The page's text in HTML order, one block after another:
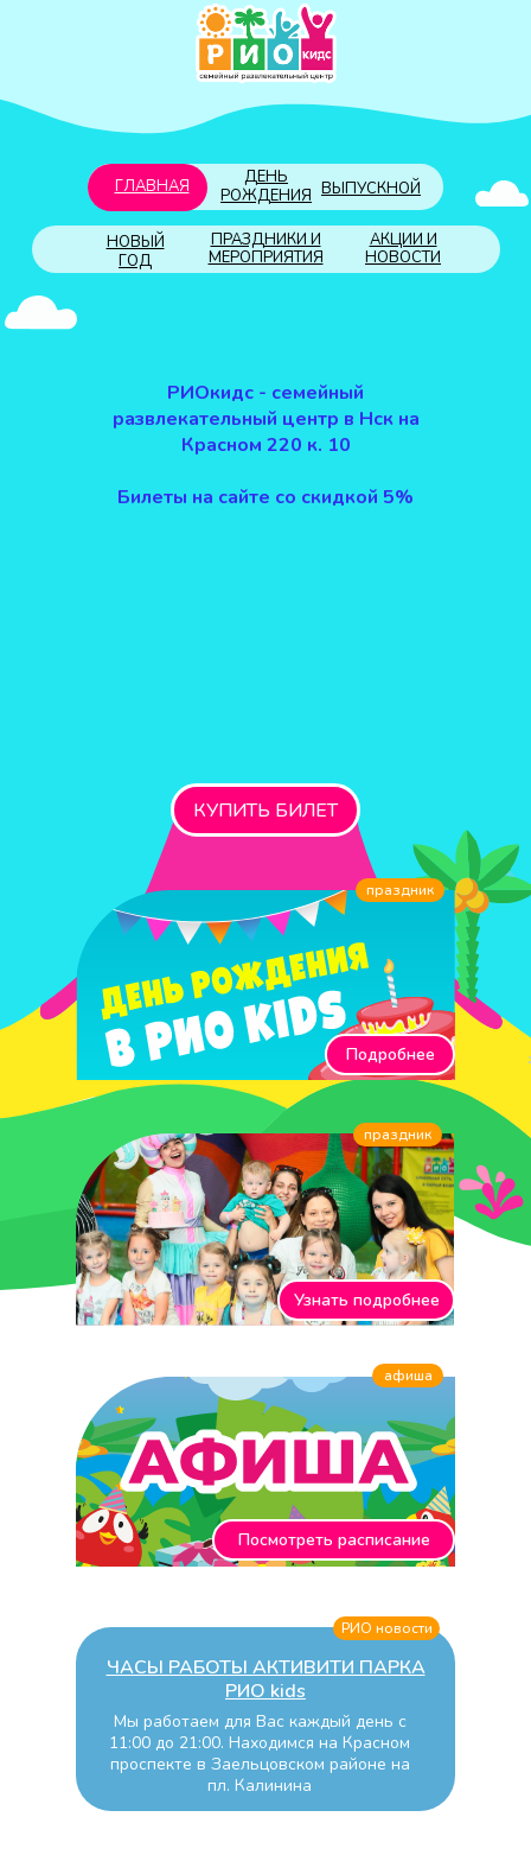
ГЛАВНАЯ
ДЕНЬ
РОЖДЕНИЯ ВЫПУСКНОЙ
НОВЫЙ
ГОД
ПРАЗДНИКИ И
МЕРОПРИЯТИЯ
АКЦИИ И
НОВОСТИ
праздник
праздник
афиша
ЧАСЫ РАБОТЫ АКТИВИТИ ПАРКА
РИО kids
РИО новости
Мы работаем для Вас каждый день с
11:00 до 21:00. Находимся на Красном
проспекте в Заельцовском районе на
пл. Калинина
Подробнее
Узнать подробнее
Посмотреть расписание
КУПИТЬ БИЛЕТ
РИОкидс - семейный
развлекательный центр в Нск на
Красном 220 к. 10
Билеты на сайте со скидкой 5%